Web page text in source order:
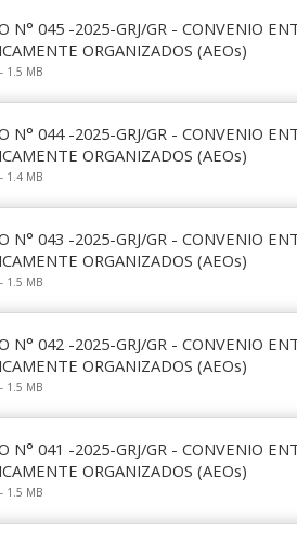
N° 045 -2025-GRJ/GR - CONVENIO
ORGANIZADOS (AEOs)
1.5 MB
N° 044 -2025-GRJ/GR - CONVENIO
ORGANIZADOS (AEOs)
1.4 MB
N° 043 -2025-GRJ/GR - CONVENIO
ORGANIZADOS (AEOs)
1.5 MB
N° 042 -2025-GRJ/GR - CONVENIO
ORGANIZADOS (AEOs)
1.5 MB
N° 041 -2025-GRJ/GR - CONVENIO
ORGANIZADOS (AEOs)
1.5 MB